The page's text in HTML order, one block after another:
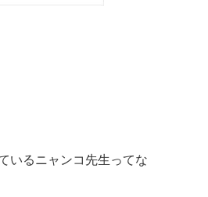
いるニャンコ先生ってな